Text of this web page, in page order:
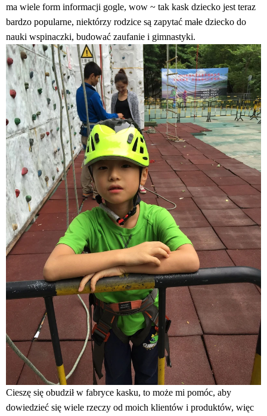
ma wiele form informacji gogle, wow ~ tak kask dziecko jest teraz
bardzo popularne, niektórzy rodzice są zapytać małe dziecko do
nauki wspinaczki, budować zaufanie i gimnastyki.
Cieszę się obudził w fabryce kasku, to może mi pomóc, aby
dowiedzieć się wiele rzeczy od moich klientów i produktów, więc